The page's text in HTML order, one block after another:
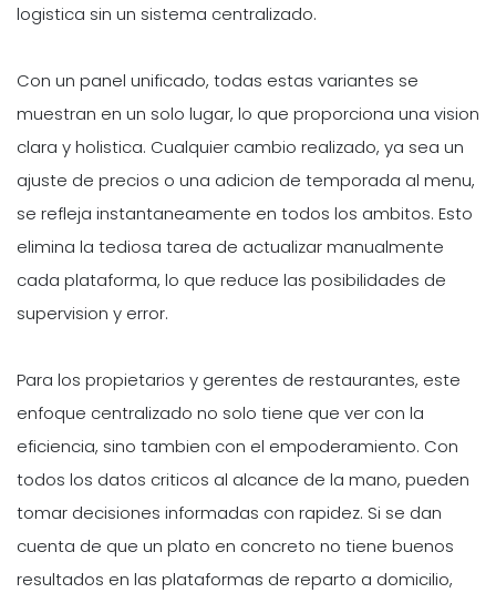
logistica sin un sistema centralizado.
Con un panel unificado, todas estas variantes se
muestran en un solo lugar, lo que proporciona una vision
clara y holistica. Cualquier cambio realizado, ya sea un
ajuste de precios o una adicion de temporada al menu,
se refleja instantaneamente en todos los ambitos. Esto
elimina la tediosa tarea de actualizar manualmente
cada plataforma, lo que reduce las posibilidades de
supervision y error.
Para los propietarios y gerentes de restaurantes, este
enfoque centralizado no solo tiene que ver con la
eficiencia, sino tambien con el empoderamiento. Con
todos los datos criticos al alcance de la mano, pueden
tomar decisiones informadas con rapidez. Si se dan
cuenta de que un plato en concreto no tiene buenos
resultados en las plataformas de reparto a domicilio,